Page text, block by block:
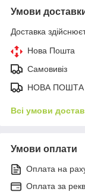
Умови
Доставка
Нова Пошта
Самовивіз
НОВА ПОШТА
Всі умови
Умови оплати
Оплата на
Оплата за